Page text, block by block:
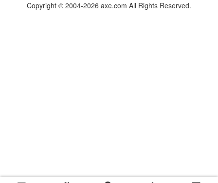
Copyright © 2004-2026 axe.com All Rights Reserved.